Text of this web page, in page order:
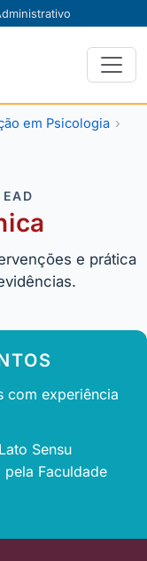
em Psicologia
e prática
com experiência
Sensu
Faculdade